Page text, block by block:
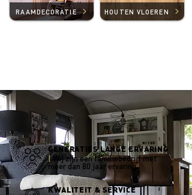
RAAMDECORATIE HOUTEN VLOEREN
GENERATIES LANGE ERVARING
|Wij zijn een familiebedrijf met
meer dan 80 jaar ervaring.
KWALITEIT & SERVICE